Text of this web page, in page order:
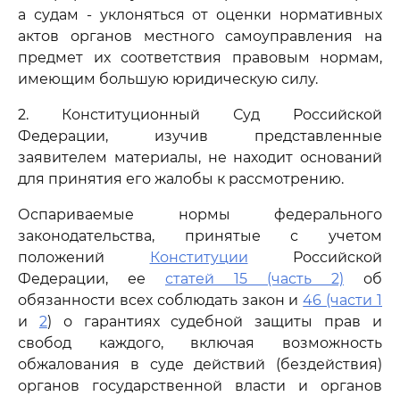
а судам - уклоняться от оценки нормативных
актов органов местного самоуправления на
предмет их соответствия правовым нормам,
имеющим большую юридическую силу.
2. Конституционный Суд Российской
Федерации, изучив представленные
заявителем материалы, не находит оснований
для принятия его жалобы к рассмотрению.
Оспариваемые нормы федерального
законодательства, принятые с учетом
положений
Конституции Российской
Федерации, ее статей 15 (часть 2) об
обязанности всех соблюдать закон и46 (части 1
и 2) о гарантиях судебной защиты прав и
свобод каждого, включая возможность
обжалования в суде действий (бездействия)
органов государственной власти и органов